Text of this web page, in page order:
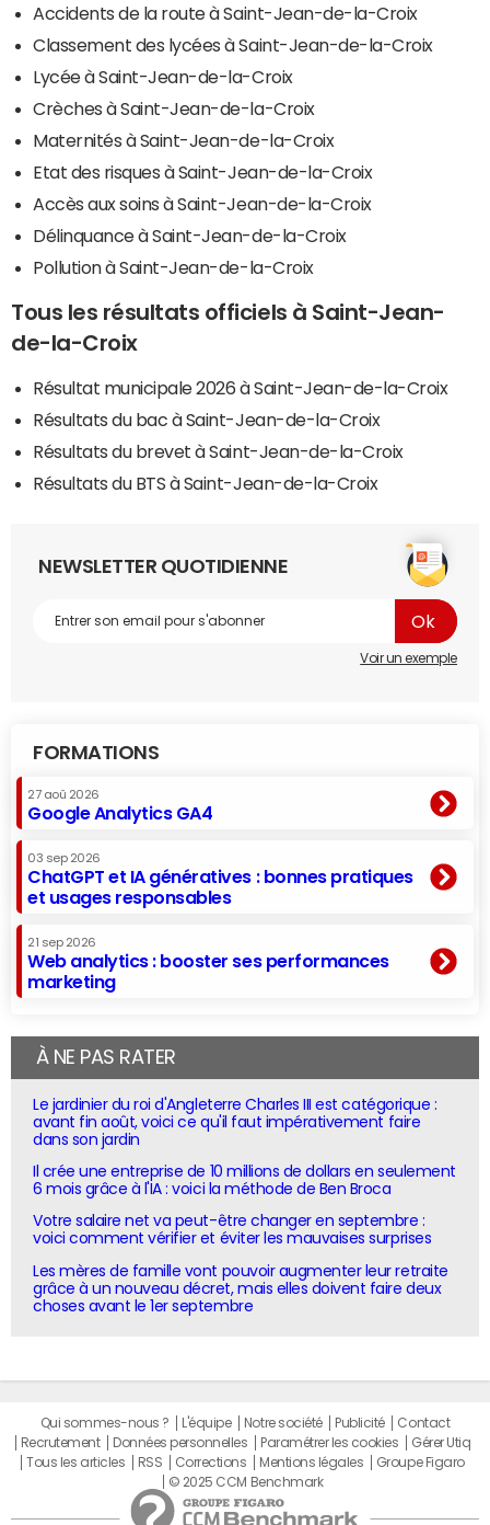
Accidents de la route à Saint-Jean-de-la-Croix
Classement des lycées à Saint-Jean-de-la-Croix
Lycée à Saint-Jean-de-la-Croix
Crèches à Saint-Jean-de-la-Croix
Maternités à Saint-Jean-de-la-Croix
Etat des risques à Saint-Jean-de-la-Croix
Accès aux soins à Saint-Jean-de-la-Croix
Délinquance à Saint-Jean-de-la-Croix
Pollution à Saint-Jean-de-la-Croix
Tous les résultats officiels à Saint-Jean-
de-la-Croix
Résultat municipale 2026 à Saint-Jean-de-la-Croix
Résultats du bac à Saint-Jean-de-la-Croix
Résultats du brevet à Saint-Jean-de-la-Croix
Résultats du BTS à Saint-Jean-de-la-Croix
NEWSLETTER QUOTIDIENNE
Voir un exemple
FORMATIONS
27 aoû 2026
Google Analytics GA4
03 sep 2026
ChatGPT et IA génératives : bonnes pratiques
et usages responsables
21 sep 2026
Web analytics : booster ses performances
marketing
À NE PAS RATER
Le jardinier du roi d'Angleterre Charles III est catégorique :
avant fin août, voici ce qu'il faut impérativement faire
dans son jardin
Il crée une entreprise de 10 millions de dollars en seulement
6 mois grâce à l'IA : voici la méthode de Ben Broca
Votre salaire net va peut-être changer en septembre :
voici comment vérifier et éviter les mauvaises surprises
Les mères de famille vont pouvoir augmenter leur retraite
grâce à un nouveau décret, mais elles doivent faire deux
choses avant le 1er septembre
Qui sommes-nous ? L'équipe Notre société Publicité
Contact
Recrutement
Données personnelles Paramétrer les cookies
Gérer Utiq
Tous les articles
RSS Corrections Mentions légales
Groupe Figaro
© 2025 CCM Benchmark